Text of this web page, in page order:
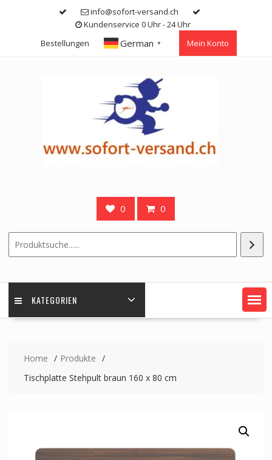
info@sofort-versand.ch
Kundenservice 0 Uhr - 24 Uhr
Bestellungen
German ▼ Mein Konto
0 0
KATEGORIEN
Home
Produkte
Tischplatte Stehpult braun 160 x 80 cm